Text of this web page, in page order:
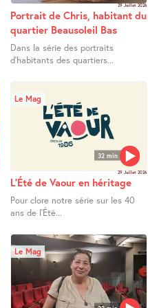
29 Juillet 2026
Portrait de Chris, habitant du
quartier Beausoleil Bas
Dans la série des portraits
d’habitants des quartiers...
32 min
Le Mag
29 Juillet 2026
L’Été de Vaour en héritage
Pour clore notre série sur les 40
ans de l’Été...
Le Mag